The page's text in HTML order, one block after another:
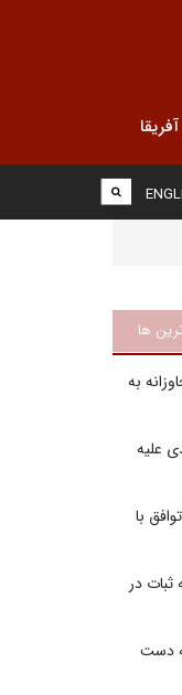
ها
به
علیه
با
ثبات در
به دست